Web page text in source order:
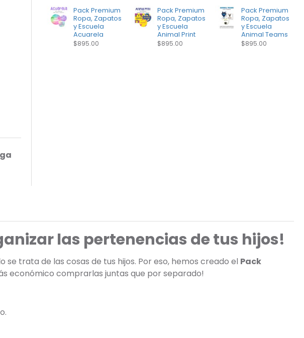
Pack Premium
Ropa, Zapatos
y Escuela
Acuarela
$895.00
Pack Premium
Ropa, Zapatos
y Escuela
Animal Print
$895.00
Pack Premium
Ropa, Zapatos
y Escuela
Animal Teams
$895.00
las pertenencias de tus hijos!
trata de las cosas de tus hijos. Por eso, hemos creado el Pack
económico comprarlas juntas que por separado!